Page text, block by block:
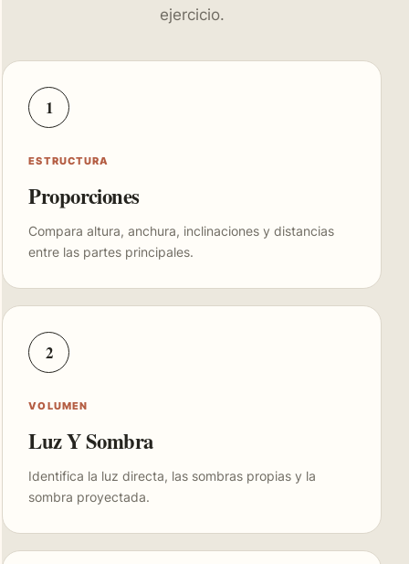
ejercicio.
1
ESTRUCTURA
Proporciones
Compara altura, anchura, inclinaciones y distancias
entre las partes principales.
2
VOLUMEN
Luz Y Sombra
Identifica la luz directa, las sombras propias y la
sombra proyectada.